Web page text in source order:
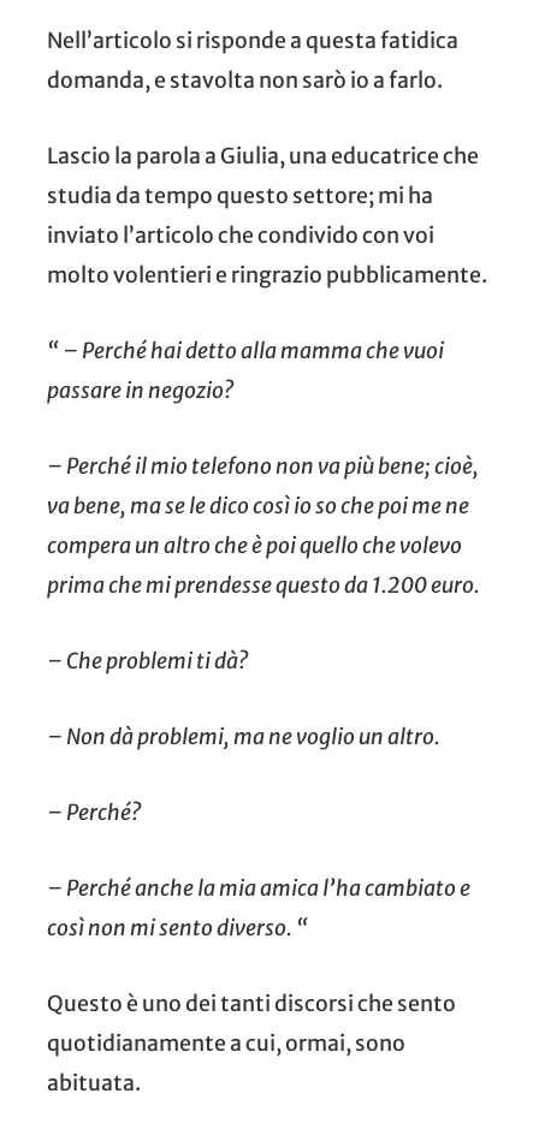
Nell’articolo si risponde a questa fatidica
domanda, e stavolta non sarò io a farlo.
Lascio la parola a Giulia, una educatrice che
studia da tempo questo settore; mi ha
inviato l’articolo che condivido con voi
molto volentieri e ringrazio pubblicamente.
“ – Perché hai detto alla mamma che vuoi
passare in negozio?
– Perché il mio telefono non va più bene; cioè,
va bene, ma se le dico così io so che poi me ne
compera un altro che è poi quello che volevo
prima che mi prendesse questo da 1.200 euro.
– Che problemi tidà?
– Nondàproblemi, ma ne voglio un altro.
– Perché?
– Perché anche la mia amica l’ha cambiato e
così non mi sento diverso. “
Questo è uno dei tanti discorsi che sento
quotidianamente a cui, ormai, sono
abituata.